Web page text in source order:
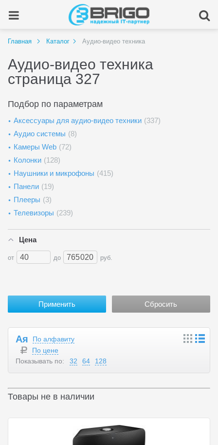
Главная Каталог Аудио-видео техника
Аудио-видео техника
страница 327
Подбор по параметрам
Аксессуары для аудио-видео техники (337)
Аудио системы (8)
Камеры Web (72)
Колонки (128)
Наушники и микрофоны (415)
Панели (19)
Плееры (3)
Телевизоры (239)
Цена
от до руб.
Ая
По алфавиту
По цене
Показывать по:
32 64 128
Товары не в наличии